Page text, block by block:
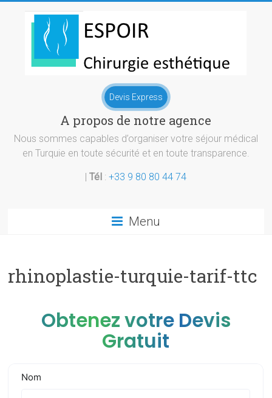
Chirurgie
esthetique
Turquie
Devis Express
A propos de notre agence
Nous sommes capables d’organiser votre séjour médical
en Turquie en toute sécurité et en toute transparence.
|Tél :+33 9 80 80 44 74
Menu
rhinoplastie-turquie-tarif-ttc
Obtenez votre Devis
Gratuit